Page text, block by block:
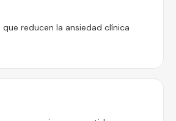
que reducen la ansiedad clínica